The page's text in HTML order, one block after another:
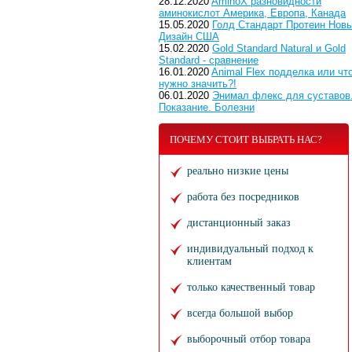
аминокислот Америка, Европа, Канада
15.05.2020 Голд Стандарт Протеин
Дизайн США
15.02.2020 Gold Standard Natural и Gold
Standard - сравнение
16.01.2020 Animal Flex подделка или
нужно значить?!
06.01.2020 Энимал флекс для суставов.
Показание. Болезни
ПОЧЕМУ СТОИТ ВЫБРАТЬ НАС?
реально низкие цены
работа без посредников
дистанционный заказ
индивидуальный подход к
клиентам
только качественный товар
всегда большой выбор
выборочный отбор товара